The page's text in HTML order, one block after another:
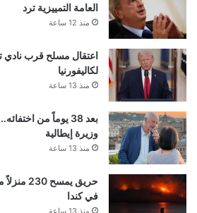
العامة التمييزية ترد
منذ 12 ساعة
اعتقال مسلح قرب نادي
لكاليفورنيا
منذ 13 ساعة
بعد 38 يوماً من
وزيرة إيطالية
منذ 13 ساعة
حريق
في كندا
منذ 13 ساعة